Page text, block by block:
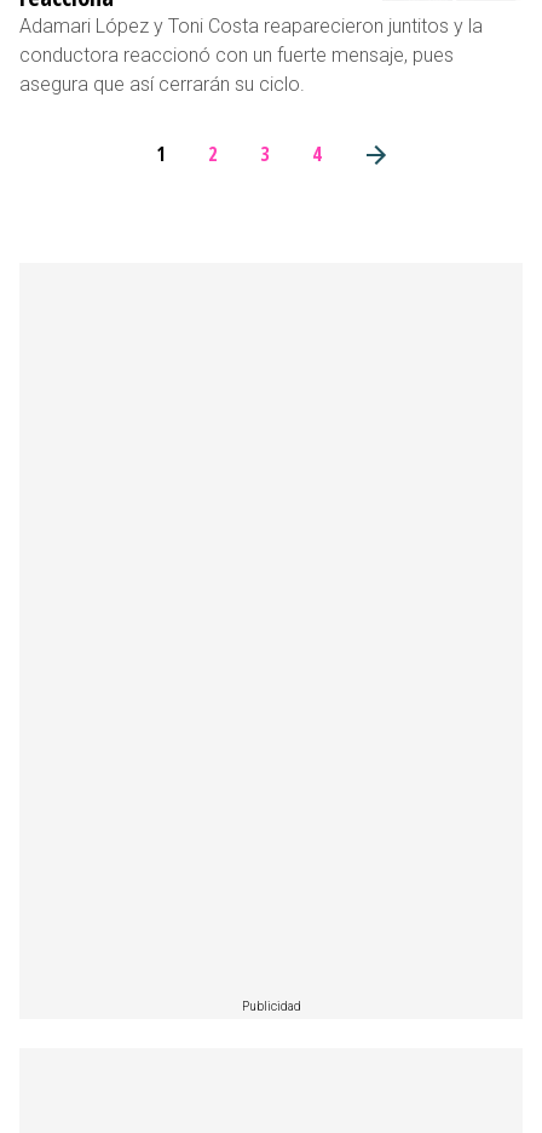
Adamari López y Toni Costa reaparecieron juntitos y la
conductora reaccionó con un fuerte mensaje, pues
asegura que así cerrarán su ciclo.
1 2 3 4
Publicidad